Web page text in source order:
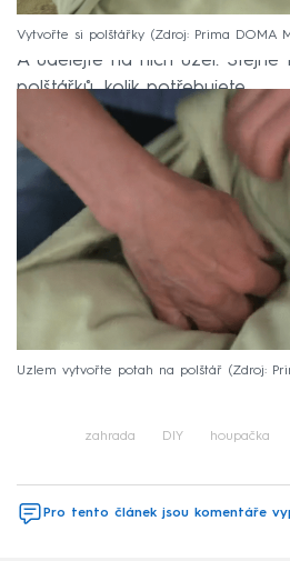
Vytvořte si polštářky Zdroj: Prima DOMA
A udělejte na nich uzel. Stejně
polštářků, kolik potřebujete.
Uzlem vytvořte potah na polštář Zdroj:
zahrada DIY houpačka
Pro tento článek jsou komentáře